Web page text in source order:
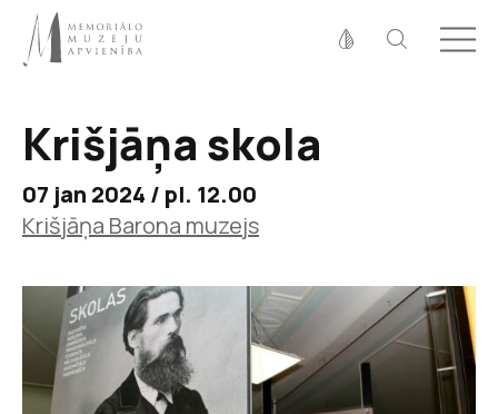
125%
Kontrasts
Krišjāņa skola
07 jan 2024 / pl. 12.00
Krišjāņa Barona muzejs